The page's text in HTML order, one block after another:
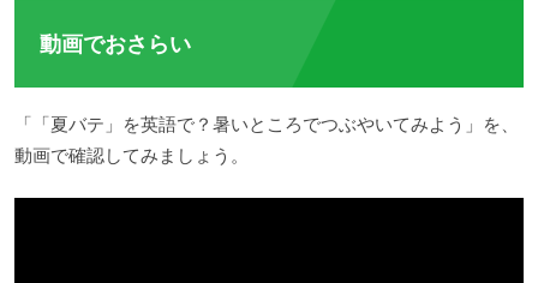
動画でおさらい
「「夏バテ」を英語で？暑いところでつぶやいてみよう」を、
動画で確認してみましょう。